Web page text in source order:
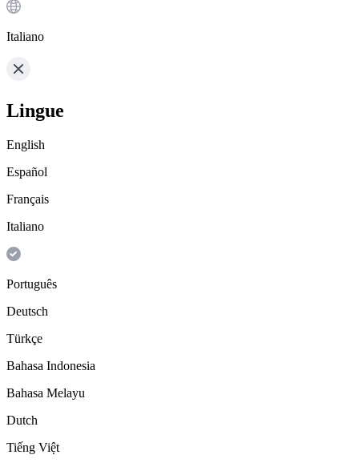
Italiano
Lingue
English
Español
Français
Italiano
Português
Deutsch
Türkçe
Bahasa Indonesia
Bahasa Melayu
Dutch
Tiếng Việt